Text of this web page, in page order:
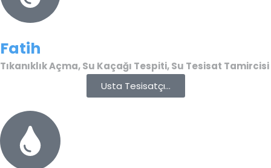
Fatih
Tıkanıklık Açma, Su Kaçağı Tespiti, Su Tesisat Tamircisi
Usta Tesisatçı...